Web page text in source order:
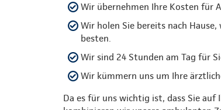
Wir übernehmen Ihre Kosten für
Wir holen Sie bereits nach
besten.
Wir sind 24 Stunden am Tag für
Wir kümmern uns um Ihre
Da es für uns wichtig ist, dass Sie auf